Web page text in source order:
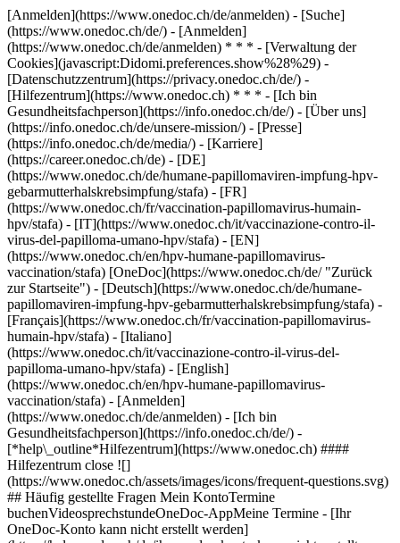
[Anmelden](https://www.onedoc.ch/de/anmelden) - [Suche]
(https://www.onedoc.ch/de/) - [Anmelden]
(https://www.onedoc.ch/de/anmelden) * * * - [Verwaltung der
Cookies](javascript:Didomi.preferences.show%28%29) -
[Datenschutzzentrum](https://privacy.onedoc.ch/de/) -
[Hilfezentrum](https://www.onedoc.ch) * * * - [Ich bin
Gesundheitsfachperson](https://info.onedoc.ch/de/) - [Über uns]
(https://info.onedoc.ch/de/unsere-mission/) - [Presse]
(https://info.onedoc.ch/de/media/) - [Karriere]
(https://career.onedoc.ch/de) - [DE]
(https://www.onedoc.ch/de/humane-papillomaviren-impfung-hpv-
gebarmutterhalskrebsimpfung/stafa) - [FR]
(https://www.onedoc.ch/fr/vaccination-papillomavirus-humain-
hpv/stafa) - [IT](https://www.onedoc.ch/it/vaccinazione-contro-il-
virus-del-papilloma-umano-hpv/stafa) - [EN]
(https://www.onedoc.ch/en/hpv-humane-papillomavirus-
vaccination/stafa) [OneDoc](https://www.onedoc.ch/de/ "Zurück
zur Startseite") - [Deutsch](https://www.onedoc.ch/de/humane-
papillomaviren-impfung-hpv-gebarmutterhalskrebsimpfung/stafa) -
[Français](https://www.onedoc.ch/fr/vaccination-papillomavirus-
humain-hpv/stafa) - [Italiano]
(https://www.onedoc.ch/it/vaccinazione-contro-il-virus-del-
papilloma-umano-hpv/stafa) - [English]
(https://www.onedoc.ch/en/hpv-humane-papillomavirus-
vaccination/stafa) - [Anmelden]
(https://www.onedoc.ch/de/anmelden) - [Ich bin
Gesundheitsfachperson](https://info.onedoc.ch/de/) -
[*help\_outline*Hilfezentrum](https://www.onedoc.ch) ####
Hilfezentrum close ![]
(https://www.onedoc.ch/assets/images/icons/frequent-questions.svg)
## Häufig gestellte Fragen Mein KontoTermine
buchenVideosprechstundeOneDoc-AppMeine Termine - [Ihr
OneDoc-Konto kann nicht erstellt werden]